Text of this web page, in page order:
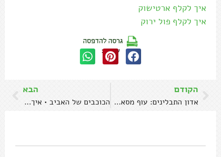
איך לקלף ארטישוק
איך לקלף פול ירוק
שתפו:
הקודם
אדון התבלינים: עוף מסאלה אמיתי
הבא
הכוכבים של האביב • איך להכין ולבשל פול ירוק